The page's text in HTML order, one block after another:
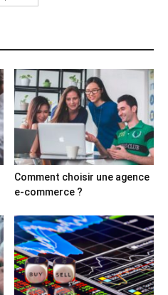
Comment choisir une agence
e-commerce ?